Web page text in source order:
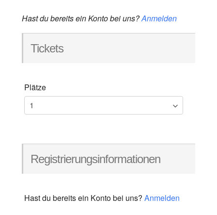
Hast du bereits ein Konto bei uns?Anmelden
Tickets
Plätze
Registrierungsinformationen
Hast du bereits ein Konto bei uns? Anmelden